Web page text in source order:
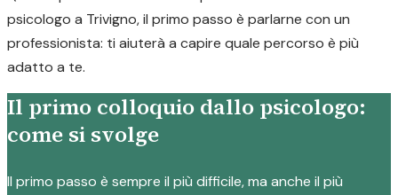
psicologo a Trivigno, il primo passo è parlarne con un
professionista: ti aiuterà a capire quale percorso è più
adatto a te.
Il primo colloquio dallo psicologo:
come si svolge
Il primo passo è sempre il più difficile, ma anche il più